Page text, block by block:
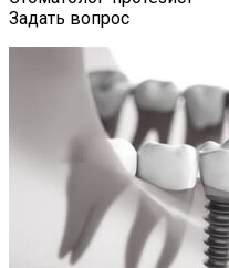
Задать вопрос